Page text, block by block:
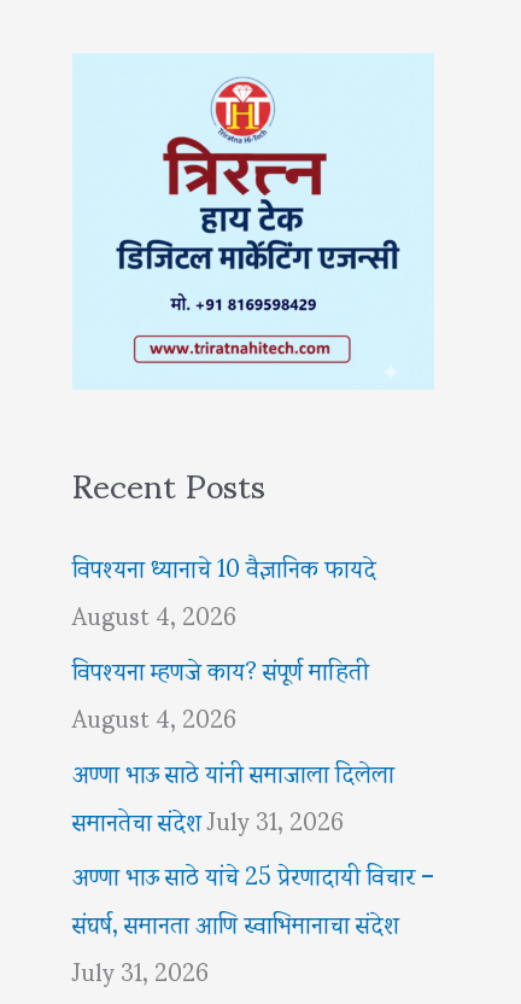
Recent Posts
विपश्यना ध्यानाचे 10 वैज्ञानिक फायदे
August 4, 2026
विपश्यना म्हणजे काय? संपूर्ण माहिती
August 4, 2026
अण्णा भाऊ साठे यांनी समाजाला दिलेला
समानतेचा संदेशJuly 31, 2026
अण्णा भाऊ साठे यांचे 25 प्रेरणादायी विचार –
संघर्ष, समानता आणि स्वाभिमानाचा संदेश
July 31, 2026